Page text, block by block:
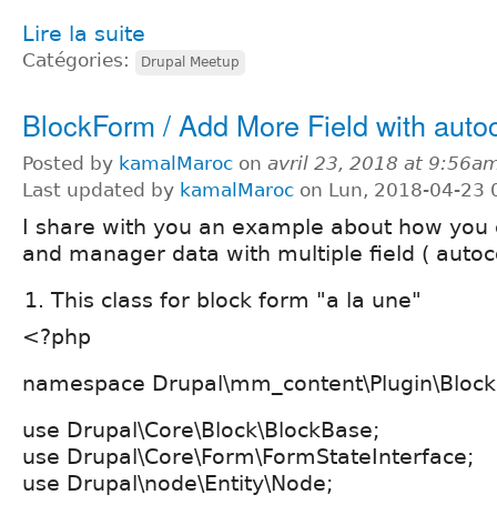
Lire la suite
Catégories: Drupal Meetup
BlockForm / Add More Field with
Posted by kamalMaroc on avril 23, 2018 at
Last updated by kamalMaroc on Lun, 2018-04-23
I share with you an example about how
and manager data with multiple field (
This class for block form "a la une"
<?php
namespace
use Drupal\Core\Block\BlockBase;
use Drupal\Core\Form\FormStateInterface;
use Drupal\node\Entity\Node;